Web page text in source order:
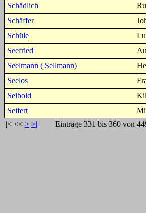
Schädlich
Schäffer
Schüle
Seefried
Seelmann ( Sellmann)
Seelos
Seibold
Seifert
|< << > >| Einträge 331 bis 360 von